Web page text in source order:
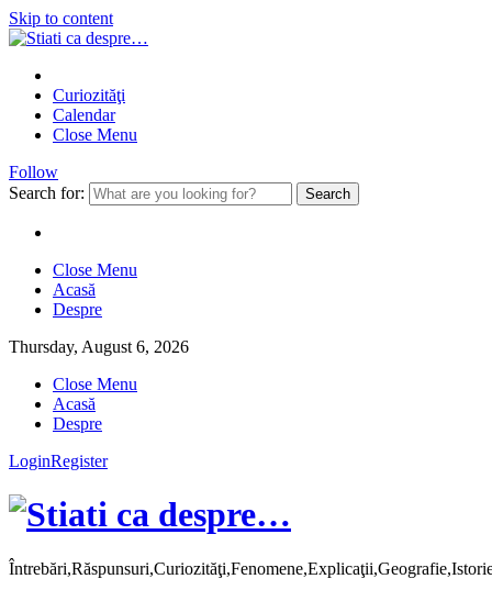
Skip to content
Curiozităţi
Calendar
Close Menu
Follow
Search for:
Close Menu
Acasă
Despre
Thursday, August 6, 2026
Close Menu
Acasă
Despre
LoginRegister